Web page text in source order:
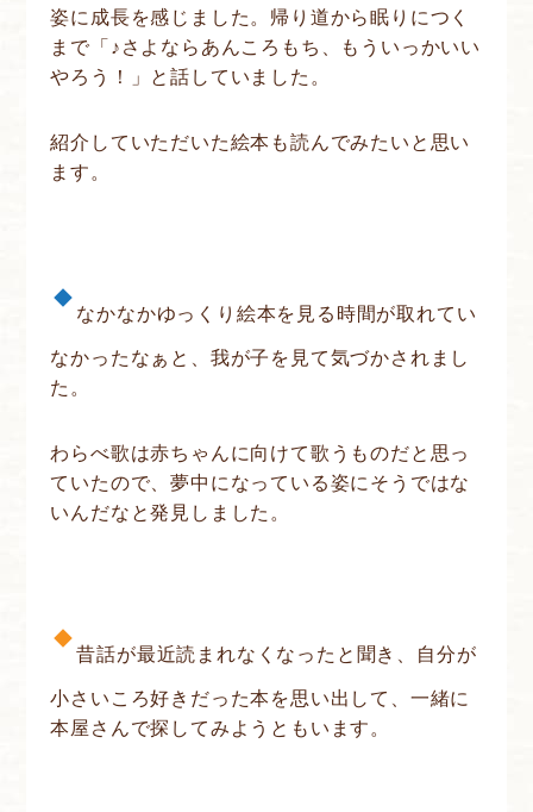
姿に成長を感じました。帰り道から眠りにつく
まで「♪さよならあんころもち、もういっかいい
やろう！」と話していました。
紹介していただいた絵本も読んでみたいと思い
ます。
なかなかゆっくり絵本を見る時間が取れてい
なかったなぁと、我が子を見て気づかされまし
た。
わらべ歌は赤ちゃんに向けて歌うものだと思っ
ていたので、夢中になっている姿にそうではな
いんだなと発見しました。
昔話が最近読まれなくなったと聞き、自分が
小さいころ好きだった本を思い出して、一緒に
本屋さんで探してみようともいます。